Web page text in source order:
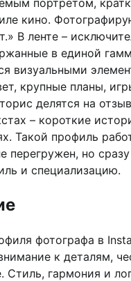
кино.
В ленте –
в единой
визуальными
крупные планы,
делятся на
– короткие
Такой профиль
перегружен, но сразу
и специализацию.
фотографа в
к деталям,
Стиль, гармония и